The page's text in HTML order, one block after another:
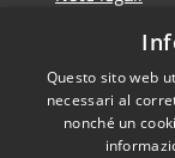
Questo sito web
necessari al
nonché un